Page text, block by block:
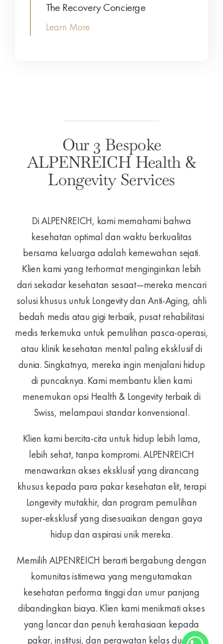
The Recovery Concierge
Learn More
Our 3 Bespoke
ALPENREICH Health &
Longevity Services
Di ALPENREICH, kami memahami bahwa
kesehatan optimal dan waktu berkualitas
bersama keluarga adalah kemewahan sejati.
Klien kami yang terhormat menginginkan lebih
dari sekadar kesehatan sesaat—mereka mencari
solusi khusus untuk Longevity dan Anti-Aging, ahli
bedah medis atau gigi terbaik, pusat rehabilitasi
medis terkemuka untuk pemulihan pasca-operasi,
atau klinik kesehatan mental paling eksklusif di
dunia. Singkatnya, mereka ingin menjalani hidup
di puncaknya. Kami membantu klien kami
menemukan opsi Health & Longevity terbaik di
Swiss, melampaui standar konvensional.
Klien kami bercita-cita untuk hidup lebih lama,
lebih sehat, tanpa kompromi. ALPENREICH
menawarkan akses eksklusif yang dirancang
khusus kepada para pakar kesehatan elit, terapi
Longevity mutakhir, dan program pemulihan
super-eksklusif yang disesuaikan dengan gaya
hidup dan aspirasi unik mereka.
Memilih ALPENREICH berarti bergabung dengan
komunitas istimewa yang mengutamakan
kesehatan performa tinggi dan umur panjang
dibandingkan biaya. Klien kami menikmati akses
yang lancar dan penuh kerahasiaan kepada
pakar, institusi, dan perawatan kelas dunia,